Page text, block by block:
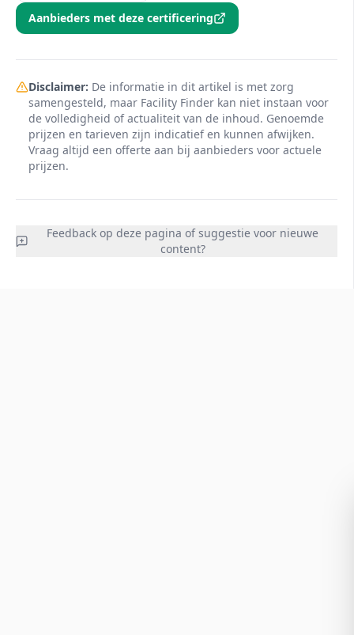
Aanbieders met deze certificering
Disclaimer: De informatie in dit artikel is met zorg
samengesteld, maar Facility Finder kan niet instaan voor
de volledigheid of actualiteit van de inhoud. Genoemde
prijzen en tarieven zijn indicatief en kunnen afwijken.
Vraag altijd een offerte aan bij aanbieders voor actuele
prijzen.
Feedback op deze pagina of suggestie voor nieuwe
content?